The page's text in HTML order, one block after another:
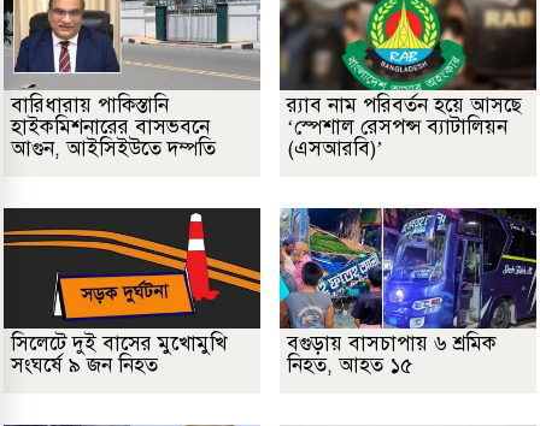
বারিধারায় পাকিস্তানি
হাইকমিশনারের বাসভবনে
আগুন, আইসিইউতে দম্পতি
র‌্যাব নাম পরিবর্তন হয়ে আসছে
‘স্পেশাল রেসপন্স ব্যাটালিয়ন
(এসআরবি)’
সিলেটে দুই বাসের মুখোমুখি
সংঘর্ষে ৯ জন নিহত
বগুড়ায় বাসচাপায় ৬ শ্রমিক
নিহত, আহত ১৫